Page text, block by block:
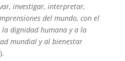
investigar, interpretar,
del mundo, con el
dignidad humana y a la
mundial y al bienestar